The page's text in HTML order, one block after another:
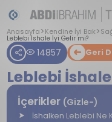
Anasayfa Kendine İyi Bak
Leblebi İshale İyi Gelir mi?
14857 Geri
Leblebi
İçerikler (Gizle-)
İshalken Leblebi Ne